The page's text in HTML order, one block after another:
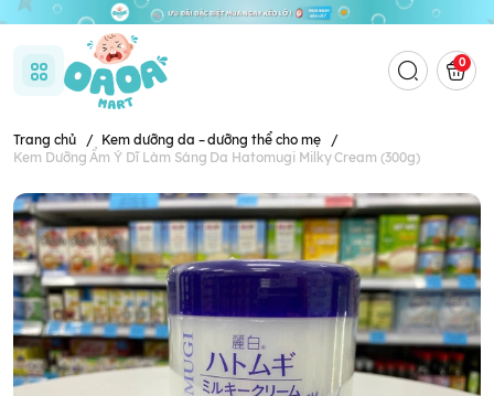
0
Trang chủ / Kem dưỡng da – dưỡng thể cho mẹ
/
Kem Dưỡng Ẩm Ý Dĩ Làm Sáng Da Hatomugi Milky Cream (300g)